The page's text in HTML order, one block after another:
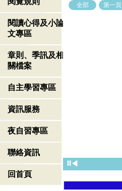
閱讀心得及小論
文專區
章則、季訊及相
關檔案
自主學習專區
資訊服務
夜自習專區
聯絡資訊
回首頁
全部 第一頁
⏸◀